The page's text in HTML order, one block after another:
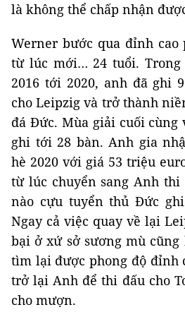
là không thể chấp nhận
Werner bước qua đỉnh cao
từ lúc mới… 24 tuổi.
2016 tới 2020, anh đã ghi
cho Leipzig và trở thành
đá Đức. Mùa giải cuối
ghi tới 28 bàn. Anh gia
hè 2020 với giá 53 triệu
từ lúc chuyển sang Anh thi
nào cựu tuyển thủ Đức
Ngay cả việc quay về lại
bại ở xứ sở sương mù
tìm lại được phong độ đỉnh
trở lại Anh để thi đấu cho
cho mượn.